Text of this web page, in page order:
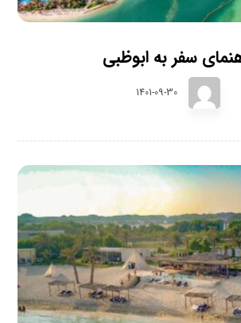
سفر به ابوظبی
1401-09-30